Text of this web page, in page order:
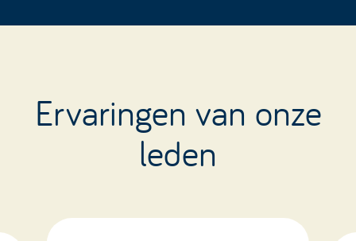
Ervaringen van onze
leden